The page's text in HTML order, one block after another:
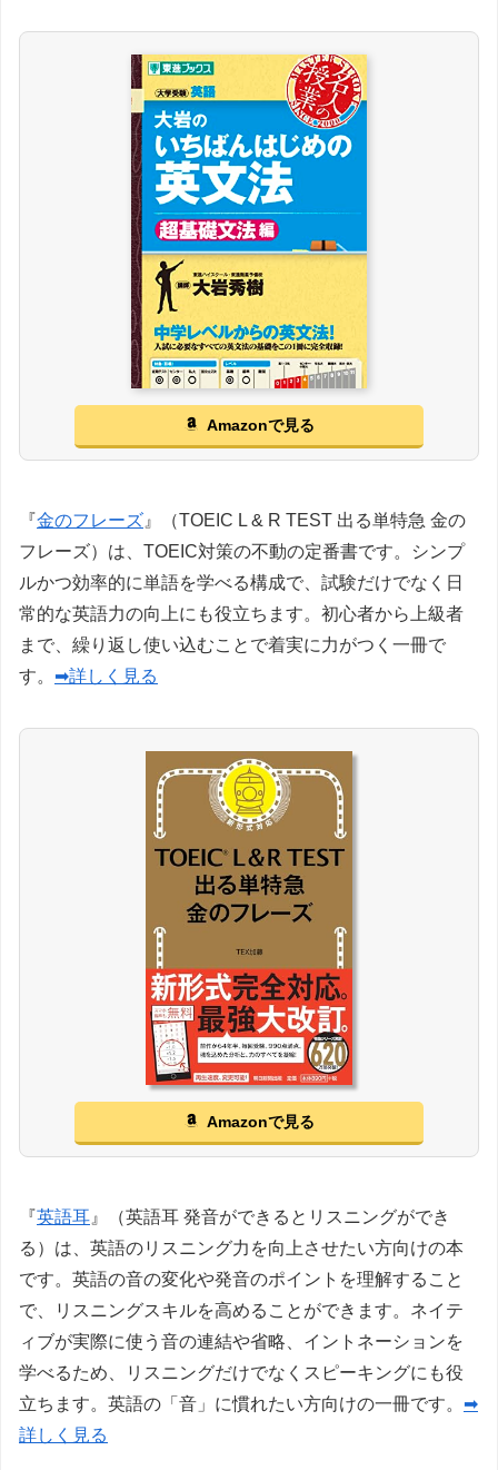
Amazonで見る
『金のフレーズ 』（TOEIC L & R TEST 出る単特急 金の
フレーズ）は、TOEIC対策の不動の定番書です。シンプ
ルかつ効率的に単語を学べる構成で、試験だけでなく日
常的な英語力の向上にも役立ちます。初心者から上級者
まで、繰り返し使い込むことで着実に力がつく一冊で
す。 ➡詳しく見る
Amazonで見る
『英語耳 』（英語耳 発音ができるとリスニングができ
る）は、英語のリスニング力を向上させたい方向けの本
です。英語の音の変化や発音のポイントを理解すること
で、リスニングスキルを高めることができます。ネイテ
ィブが実際に使う音の連結や省略、イントネーションを
学べるため、リスニングだけでなくスピーキングにも役
立ちます。英語の「音」に慣れたい方向けの一冊です。 ➡
詳しく見る